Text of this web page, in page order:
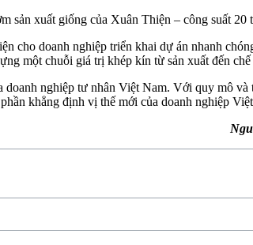
xuất giống của Xuân Thiện – công suất 20
cho doanh nghiệp triển khai dự án nhanh
một chuỗi giá trị khép kín từ sản xuất đến
nghiệp tư nhân Việt Nam. Với quy mô
khẳng định vị thế mới của doanh nghiệp